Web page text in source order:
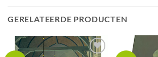
GERELATEERDE PRODUCTEN